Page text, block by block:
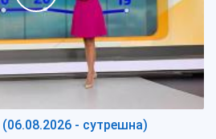
- сутрешна)